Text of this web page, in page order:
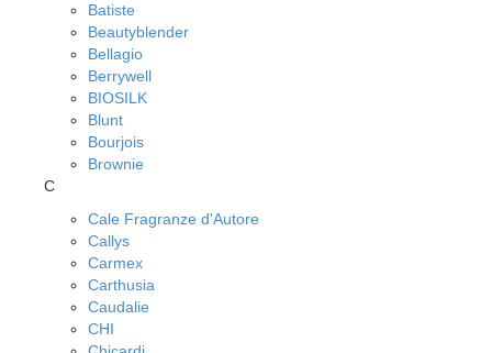
Batiste
Beautyblender
Bellagio
Berrywell
BIOSILK
Blunt
Bourjois
Brownie
C
Cale Fragranze d'Autore
Callys
Carmex
Carthusia
Caudalie
CHI